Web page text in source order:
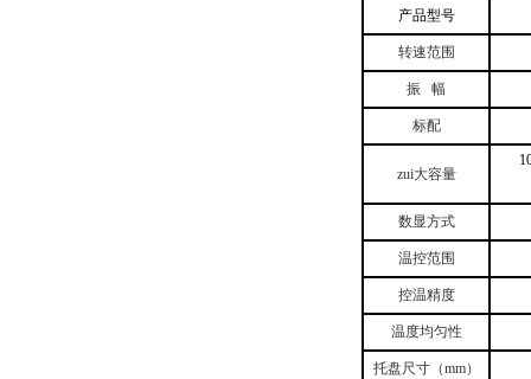
产品型号
转速范围
振 幅
标配
zui大容量
数显方式
温控范围
控温精度
温度均匀性
托盘尺寸（mm）